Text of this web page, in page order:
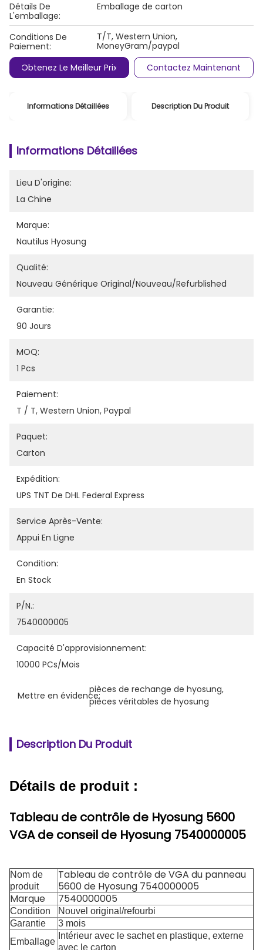
Détails De
L'emballage:
Emballage de carton
Conditions De
Paiement:
T/T, Western Union,
MoneyGram/paypal
Obtenez Le Meilleur Prix
Contactez Maintenant
Informations Détaillées Description Du Produit
Informations Détaillées
Lieu D'origine:
La Chine
Marque:
Nautilus Hyosung
Qualité:
Nouveau Générique Original/nouveau/refurblished
Garantie:
90 Jours
MOQ:
1 Pcs
Paiement:
T / T, Western Union, Paypal
Paquet:
Carton
Expédition:
UPS TNT De DHL Federal Express
Service Après-Vente:
Appui En Ligne
Condition:
En Stock
P/N.:
7540000005
Capacité D'approvisionnement:
10000 PCs/mois
Mettre en évidence:
pièces de rechange de hyosung,
pièces véritables de hyosung
Description Du Produit
Détails de produit :
Tableau de contrôle de Hyosung 5600
VGA de conseil de Hyosung 7540000005
Nom de
produit
Tableau de contrôle de VGA du panneau
5600 de Hyosung 7540000005
Marque
7540000005
Condition
Nouvel original/refourbi
Garantie
3 mois
Emballage
Intérieur avec le sachet en plastique, externe
avec le carton